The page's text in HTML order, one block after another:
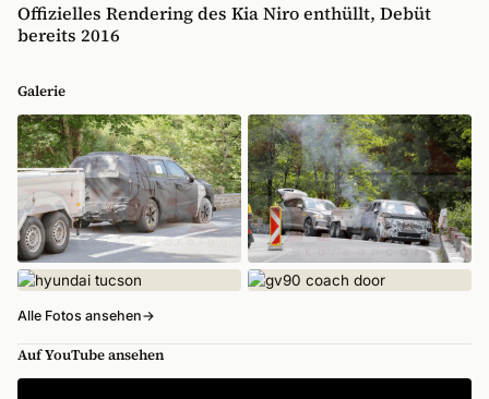
Offizielles Rendering des Kia Niro enthüllt, Debüt
bereits 2016
Galerie
Alle Fotos ansehen→
Auf YouTube ansehen